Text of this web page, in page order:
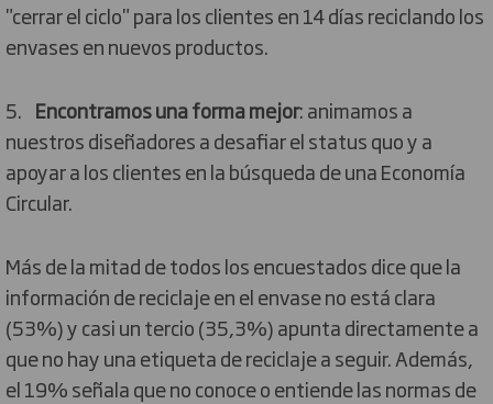
"cerrar el ciclo" para los clientes en 14 días reciclando los
envases en nuevos productos.
5. Encontramos una forma mejor: animamos a
nuestros diseñadores a desafiar el status quo y a
apoyar a los clientes en la búsqueda de una Economía
Circular.
Más de la mitad de todos los encuestados dice que la
información de reciclaje en el envase no está clara
(53%) y casi un tercio (35,3%) apunta directamente a
que no hay una etiqueta de reciclaje a seguir. Además,
el 19% señala que no conoce o entiende las normas de